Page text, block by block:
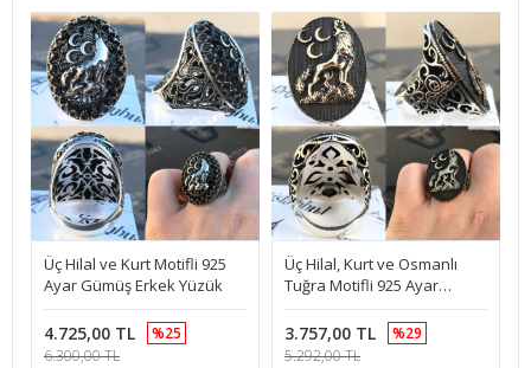
Üç Hilal ve Kurt Motifli 925
Ayar Gümüş Erkek Yüzük
4.725,00 TL
%25
6.300,00 TL
Üç Hilal, Kurt ve Osmanlı
Tuğra Motifli 925 Ayar
Gümüş Erkek Yüzük
3.757,00 TL
%29
5.292,00 TL